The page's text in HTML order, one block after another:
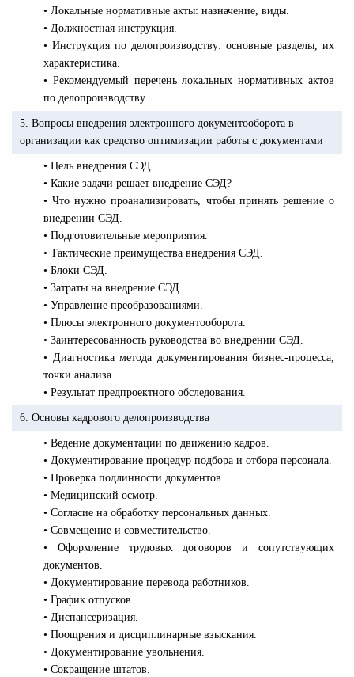
• Локальные нормативные акты: назначение, виды.
• Должностная инструкция.
• Инструкция по делопроизводству: основные разделы, их
характеристика.
• Рекомендуемый перечень локальных нормативных актов
по делопроизводству.
5. Вопросы внедрения электронного документооборота в
организации как средство оптимизации работы с документами
• Цель внедрения СЭД.
• Какие задачи решает внедрение СЭД?
• Что нужно проанализировать, чтобы принять решение о
внедрении СЭД.
• Подготовительные мероприятия.
• Тактические преимущества внедрения СЭД.
• Блоки СЭД.
• Затраты на внедрение СЭД.
• Управление преобразованиями.
• Плюсы электронного документооборота.
• Заинтересованность руководства во внедрении СЭД.
• Диагностика метода документирования бизнес-процесса,
точки анализа.
• Результат предпроектного обследования.
6. Основы кадрового делопроизводства
• Ведение документации по движению кадров.
• Документирование процедур подбора и отбора персонала.
• Проверка подлинности документов.
• Медицинский осмотр.
• Согласие на обработку персональных данных.
• Совмещение и совместительство.
• Оформление трудовых договоров и сопутствующих
документов.
• Документирование перевода работников.
• График отпусков.
• Диспансеризация.
• Поощрения и дисциплинарные взыскания.
• Документирование увольнения.
• Сокращение штатов.